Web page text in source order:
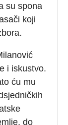
su spona
koji
i iskustvo.
ću mu
do